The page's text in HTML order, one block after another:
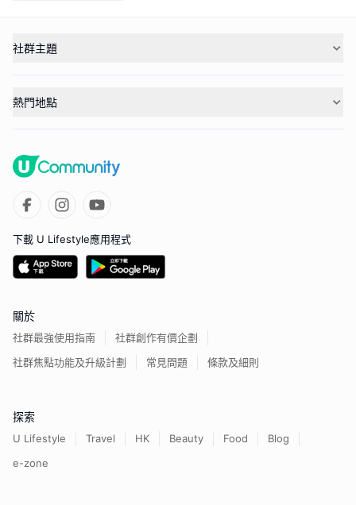
社群主題
熱門地點
下載 U Lifestyle應用程式
關於
社群最強使用指南
社群創作有價企劃
社群焦點功能及升級計劃
常見問題 條款及細則
探索
U Lifestyle Travel HK Beauty Food
Blog
e-zone